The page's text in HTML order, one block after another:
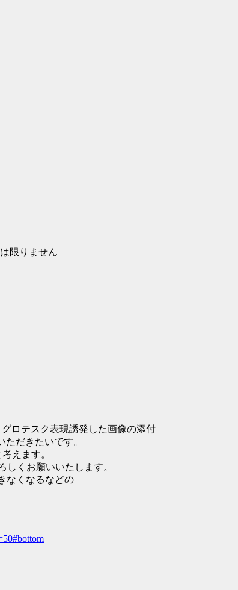
限りません
ロテスク表現誘発した画像の添付
だきたいです。
えます。
くお願いいたします。
なくなるなどの